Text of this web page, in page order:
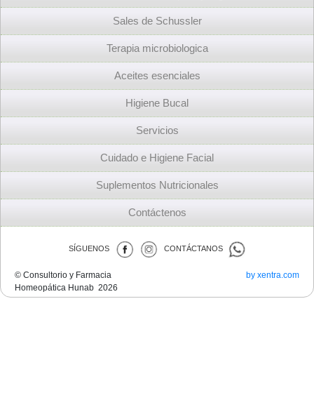
Sales de Schussler
Terapia microbiologica
Aceites esenciales
Higiene Bucal
Servicios
Cuidado e Higiene Facial
Suplementos Nutricionales
Contáctenos
SÍGUENOS CONTÁCTANOS
© Consultorio y Farmacia
Homeopática Hunab 2026
by xentra.com